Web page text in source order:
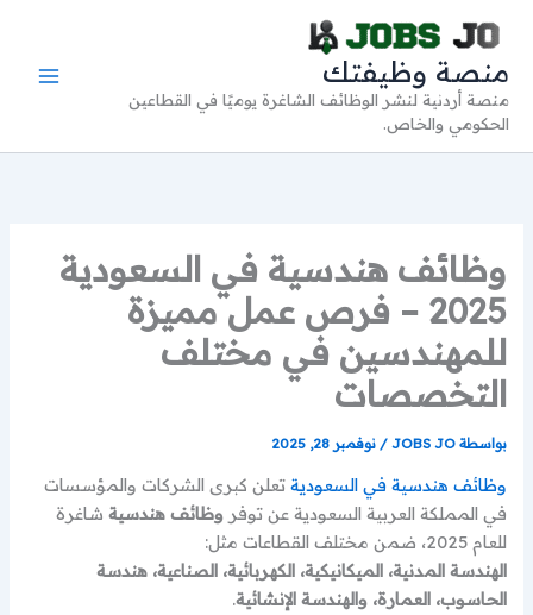
المحتوى
منصة وظيفتك
منصة أردنية لنشر الوظائف الشاغرة يوميًا في القطاعين
الحكومي والخاص.
وظائف هندسية في السعودية
2025 – فرص عمل مميزة
للمهندسين في مختلف
التخصصات
بواسطة JOBS JO
/نوفمبر 28, 2025
وظائف هندسية في السعودية تعلن كبرى الشركات والمؤسسات
في المملكة العربية السعودية عن توفروظائف هندسية شاغرة
للعام 2025، ضمن مختلف القطاعات مثل:
الهندسة المدنية، الميكانيكية، الكهربائية، الصناعية، هندسة
الحاسوب، العمارة، والهندسة الإنشائية.